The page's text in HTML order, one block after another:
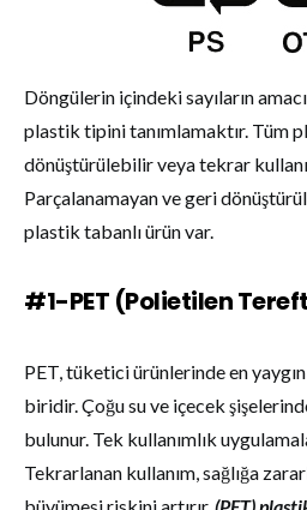
Döngülerin içindeki sayıların
plastik tipini tanımlamaktır. Tüm
dönüştürülebilir veya tekrar
Parçalanamayan ve geri
plastik tabanlı ürün var.
#1-PET (Polietilen
PET, tüketici ürünlerinde en
biridir. Çoğu su ve içecek
bulunur. Tek kullanımlık
Tekrarlanan kullanım, sağlığa